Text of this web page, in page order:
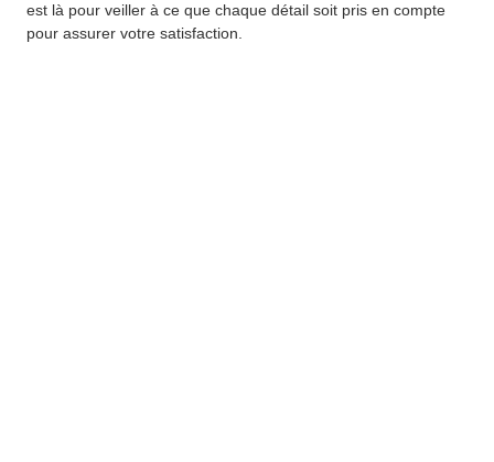
est là pour veiller à ce que chaque détail soit pris en compte
pour assurer votre satisfaction.